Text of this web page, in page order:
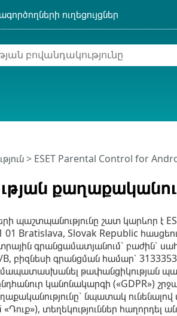
> ESET Parental Control for
պաշտպանությունը շատ կարևոր է
01 Bratislava, Slovak Republic
գրանցամատյանում՝ բաժին՝
B, բիզնեսի գրանցման համար՝
թափանցիկության
կանոնակարգի («GDPR»)
նպատակ
տեղեկություններ հաղորդել